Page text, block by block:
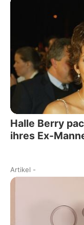
Halle Berry
ihres Ex-
Artikel -